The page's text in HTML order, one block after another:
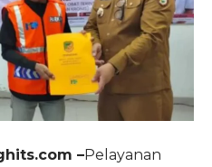
–Pelayanan